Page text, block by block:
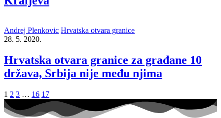
Andrej Plenkovic Hrvatska otvara granice
28. 5. 2020.
Hrvatska otvara granice za građane 10
država, Srbija nije među njima
1 2 3 … 16 17